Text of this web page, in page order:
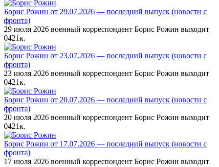
Борис Рожин от 29.07.2026 — последний выпуск (новости с
фронта)
29 июля 2026 военный корреспондент Борис Рожин выходит
0421к.
Борис Рожин от 23.07.2026 — последний выпуск (новости с
фронта)
23 июля 2026 военный корреспондент Борис Рожин выходит
0421к.
Борис Рожин от 20.07.2026 — последний выпуск (новости с
фронта)
20 июля 2026 военный корреспондент Борис Рожин выходит
0421к.
Борис Рожин от 17.07.2026 — последний выпуск (новости с
фронта)
17 июля 2026 военный корреспондент Борис Рожин выходит